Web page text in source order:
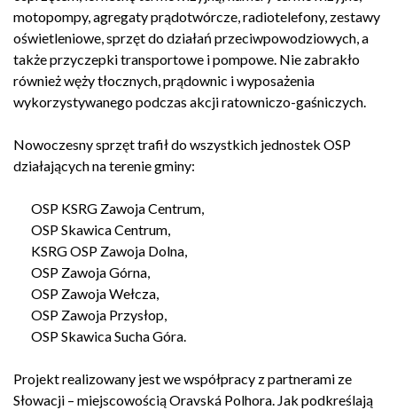
motopompy, agregaty prądotwórcze, radiotelefony, zestawy
oświetleniowe, sprzęt do działań przeciwpowodziowych, a
także przyczepki transportowe i pompowe. Nie zabrakło
również węży tłocznych, prądownic i wyposażenia
wykorzystywanego podczas akcji ratowniczo-gaśniczych.
Nowoczesny sprzęt trafił do wszystkich jednostek OSP
działających na terenie gminy:
OSP KSRG Zawoja Centrum,
OSP Skawica Centrum,
KSRG OSP Zawoja Dolna,
OSP Zawoja Górna,
OSP Zawoja Wełcza,
OSP Zawoja Przysłop,
OSP Skawica Sucha Góra.
Projekt realizowany jest we współpracy z partnerami ze
Słowacji – miejscowością Oravská Polhora. Jak podkreślają